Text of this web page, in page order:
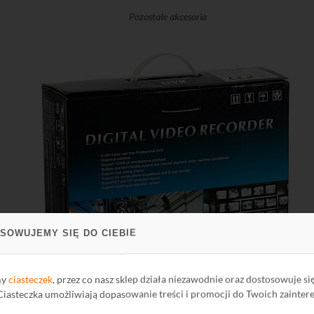
SIĘ DO CIEBIE
ciasteczek, przez co nasz sklep działa niezawodnie oraz dostosowuje
umożliwiają dopasowanie treści i promocji do Twoich
Pozostałe akcesoria